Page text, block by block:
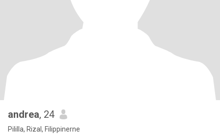
andrea, 24
Pililla, Rizal, Filippinerne